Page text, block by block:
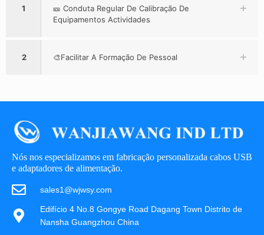
1
🎫 Conduta Regular De Calibração De
Equipamentos Actividades
2 🎨Facilitar A Formação De Pessoal
Nós nos especializamos em fabricação personalizada cabos USB
e adaptadores de alimentação.
sales1@wjwsy.com
Edifício 4 No.8 Gongye Road Dagang Town Distrito de
Nansha Guangzhou China